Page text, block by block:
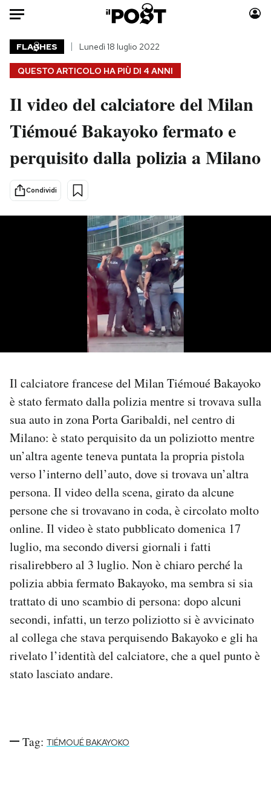
Auto
HOME
Italia
Politica
Tecnologia
Internet
Scienza
Moda
Consumismi
Storie/Idee
Altrecose
Mondiali calcio 2026
SHOP
CALENDARIO
AREA PERSONALE
Newsletter
Notifiche mobile
Regala il Post
Hai bisogno di aiuto?
Esci
QUESTO ARTICOLO HA PIÙ DI 4 ANNI
FLA HES Lunedì 18 luglio 2022
Il video del calciatore del Milan
Tiémoué Bakayoko fermato e
perquisito dalla polizia a Milano
Condividi
Il calciatore francese del Milan Tiémoué Bakayoko
è stato fermato dalla polizia mentre si trovava sulla
sua auto in zona Porta Garibaldi, nel centro di
Milano: è stato perquisito da un poliziotto mentre
un’altra agente teneva puntata la propria pistola
verso l’interno dell’auto, dove si trovava un’altra
persona. Il video della scena, girato da alcune
persone che si trovavano in coda, è circolato molto
online. Il video è stato pubblicato domenica 17
luglio, ma secondo diversi giornali i fatti
risalirebbero al 3 luglio. Non è chiaro perché la
polizia abbia fermato Bakayoko, ma sembra si sia
trattato di uno scambio di persona: dopo alcuni
secondi, infatti, un terzo poliziotto si è avvicinato
al collega che stava perquisendo Bakayoko e gli ha
rivelato l’identità del calciatore, che a quel punto è
stato lasciato andare.
Tag: TIÉMOUÉ BAKAYOKO